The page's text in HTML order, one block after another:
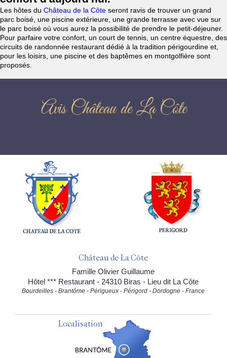
Les hôtes du Château de la Côte seront ravis de trouver un grand
parc boisé, une piscine extérieure, une grande terrasse avec vue sur
le parc boisé où vous aurez la possibilité de prendre le petit-déjeuner.
Pour parfaire votre confort, un court de tennis, un centre équestre, des
circuits de randonnée restaurant dédié à la tradition périgourdine et,
pour les loisirs, une piscine et des baptêmes en montgolfière sont
proposés.
Avis Château de La Côte
Château de La Côte
Famille Olivier Guillaume
Hôtel *** Restaurant - 24310 Biras - Lieu dit La Côte
Bourdeilles - Brantôme - Périgueux - Périgord - Dordogne - France
Localisation